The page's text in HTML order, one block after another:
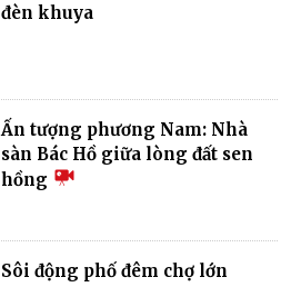
đèn khuya
Ấn tượng phương Nam: Nhà
sàn Bác Hồ giữa lòng đất sen
hồng
Sôi động phố đêm chợ lớn